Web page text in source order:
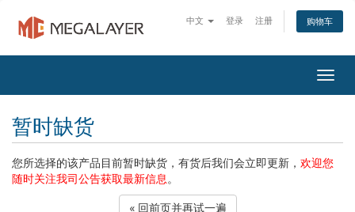
中文 登录 注册 购物车
暂时缺货
您所选择的该产品目前暂时缺货，有货后我们会立即更新， 欢迎您
随时关注我司公告获取最新信息。
« 回前页并再试一遍